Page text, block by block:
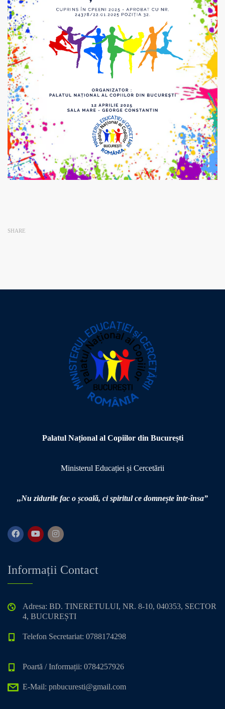
SHARE
Palatul Național al Copiilor din București
Ministerul Educației și Cercetării
,,Nu zidurile fac o școală, ci spiritul ce domnește într-însa”
Informații Contact
Adresa: BD. TINERETULUI, NR. 8-10, 040353, SECTOR
4, BUCUREȘTI
Telefon Secretariat: 0788174298
Poartă / Informații: 0784257926
E-Mail: pnbucuresti@gmail.com